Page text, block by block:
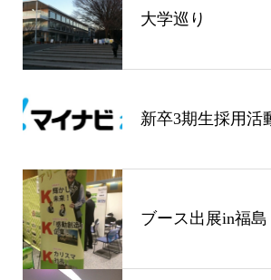
大学巡り
新卒3期生採用活
ブース出展in福島